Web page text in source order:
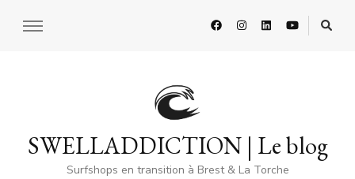
SWELLADDICTION | Le blog
Surfshops en transition à Brest & La Torche